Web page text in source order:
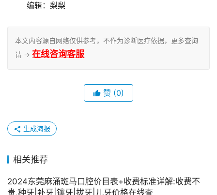
	编辑：梨梨
本文内容源自网络仅供参考，不作为诊断医疗依据，更多查询
请 → 在线咨询客服
赞 (0)
生成海报
相关推荐
2024东莞麻涌斑马口腔价目表+收费标准详解:收费不
贵,种牙|补牙|镶牙|拔牙|儿牙价格在线查